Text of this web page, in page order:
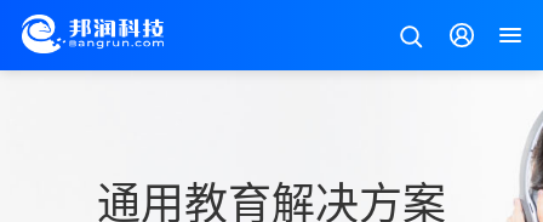
通用教育解决方案